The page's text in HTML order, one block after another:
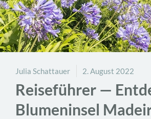
Julia Schattauer 2. August 2022
Reiseführer —
Blumeninsel